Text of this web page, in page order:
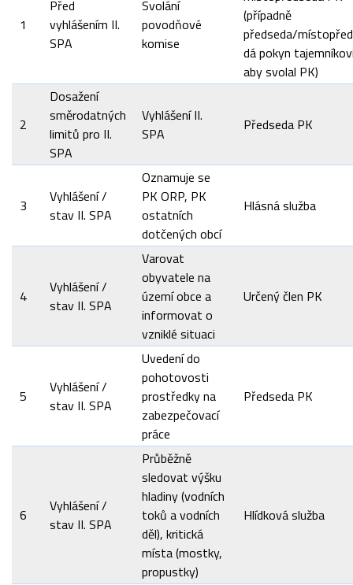
1
Před
vyhlášením II.
SPA
Svolání
povodňové
komise
(případně
předseda/
dá pokyn
aby svolal PK)
2
Dosažení
směrodatných
limitů pro II.
SPA
Vyhlášení II.
SPA
Předseda PK
3
Vyhlášení /
stav II. SPA
Oznamuje se
PK ORP, PK
ostatních
dotčených obcí
Hlásná služba
4
Vyhlášení /
stav II. SPA
Varovat
obyvatele na
území obce a
informovat o
vzniklé situaci
Určený člen PK
5
Vyhlášení /
stav II. SPA
Uvedení do
pohotovosti
prostředky na
zabezpečovací
práce
Předseda PK
6
Vyhlášení /
stav II. SPA
Průběžně
sledovat výšku
hladiny (vodních
toků a vodních
děl), kritická
místa (mostky,
propustky)
Hlídková služba